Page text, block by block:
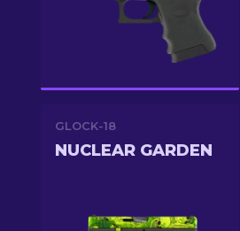
GLOCK-18
NUCLEAR GARDEN